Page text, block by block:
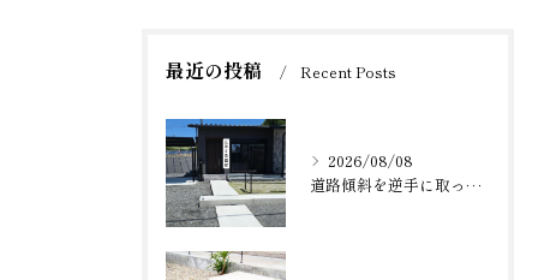
最近の投稿 Recent Posts
2026/08/08
道路傾斜を逆手に取った納まり。